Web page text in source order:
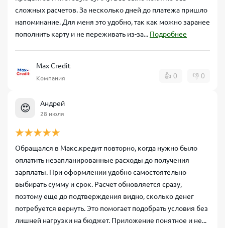
сложных расчетов. За несколько дней до платежа пришло
напоминание. Для меня это удобно, так как можно заранее
пополнить карту и не переживать из-за... Подробнее
Max Credit
Компания 👍 0 👎 0
😍 Андрей
28 июля
Обращался в Макс.кредит повторно, когда нужно было
оплатить незапланированные расходы до получения
зарплаты. При оформлении удобно самостоятельно
выбирать сумму и срок. Расчет обновляется сразу,
поэтому еще до подтверждения видно, сколько денег
потребуется вернуть. Это помогает подобрать условия без
лишней нагрузки на бюджет. Приложение понятное и не...